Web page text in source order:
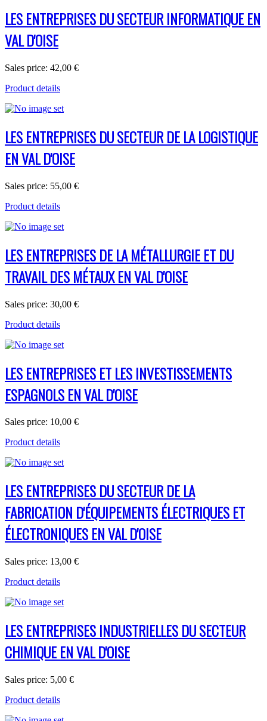
LES ENTREPRISES DU SECTEUR INFORMATIQUE EN
VAL D'OISE
Sales price: 42,00 €
Product details
LES ENTREPRISES DU SECTEUR DE LA LOGISTIQUE
EN VAL D'OISE
Sales price: 55,00 €
Product details
LES ENTREPRISES DE LA MÉTALLURGIE ET DU
TRAVAIL DES MÉTAUX EN VAL D'OISE
Sales price: 30,00 €
Product details
LES ENTREPRISES ET LES INVESTISSEMENTS
ESPAGNOLS EN VAL D'OISE
Sales price: 10,00 €
Product details
LES ENTREPRISES DU SECTEUR DE LA
FABRICATION D'ÉQUIPEMENTS ÉLECTRIQUES ET
ÉLECTRONIQUES EN VAL D'OISE
Sales price: 13,00 €
Product details
LES ENTREPRISES INDUSTRIELLES DU SECTEUR
CHIMIQUE EN VAL D'OISE
Sales price: 5,00 €
Product details